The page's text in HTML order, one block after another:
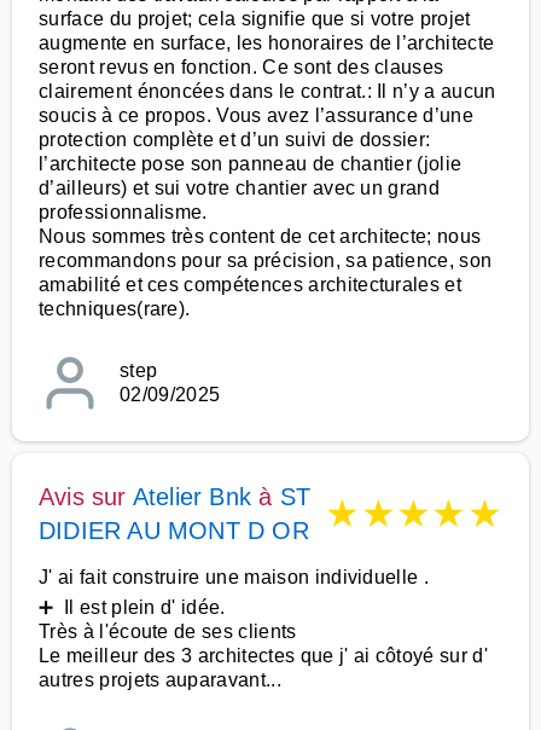
surface du projet; cela signifie que si votre projet
augmente en surface, les honoraires de l’architecte
seront revus en fonction. Ce sont des clauses
clairement énoncées dans le contrat.: Il n’y a aucun
soucis à ce propos. Vous avez l’assurance d’une
protection complète et d’un suivi de dossier:
l’architecte pose son panneau de chantier (jolie
d’ailleurs) et sui votre chantier avec un grand
professionnalisme.
Nous sommes très content de cet architecte; nous
recommandons pour sa précision, sa patience, son
amabilité et ces compétences architecturales et
techniques(rare).
step
02/09/2025
Avis sur Atelier Bnk à ST
DIDIER AU MONT D OR
★★★★★
J' ai fait construire une maison individuelle .
➕ Il est plein d' idée.
Très à l'écoute de ses clients
Le meilleur des 3 architectes que j' ai côtoyé sur d'
autres projets auparavant...